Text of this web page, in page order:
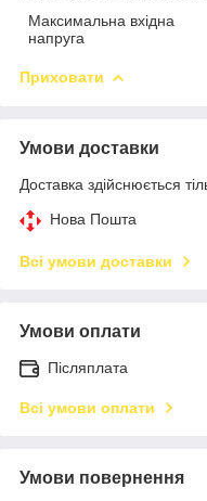
Максимальна вхідна
напруга
Приховати
Умови доставки
Доставка здійснюється
Нова Пошта
Всі умови доставки
Умови оплати
Післяплата
Всі умови оплати
Умови повернення